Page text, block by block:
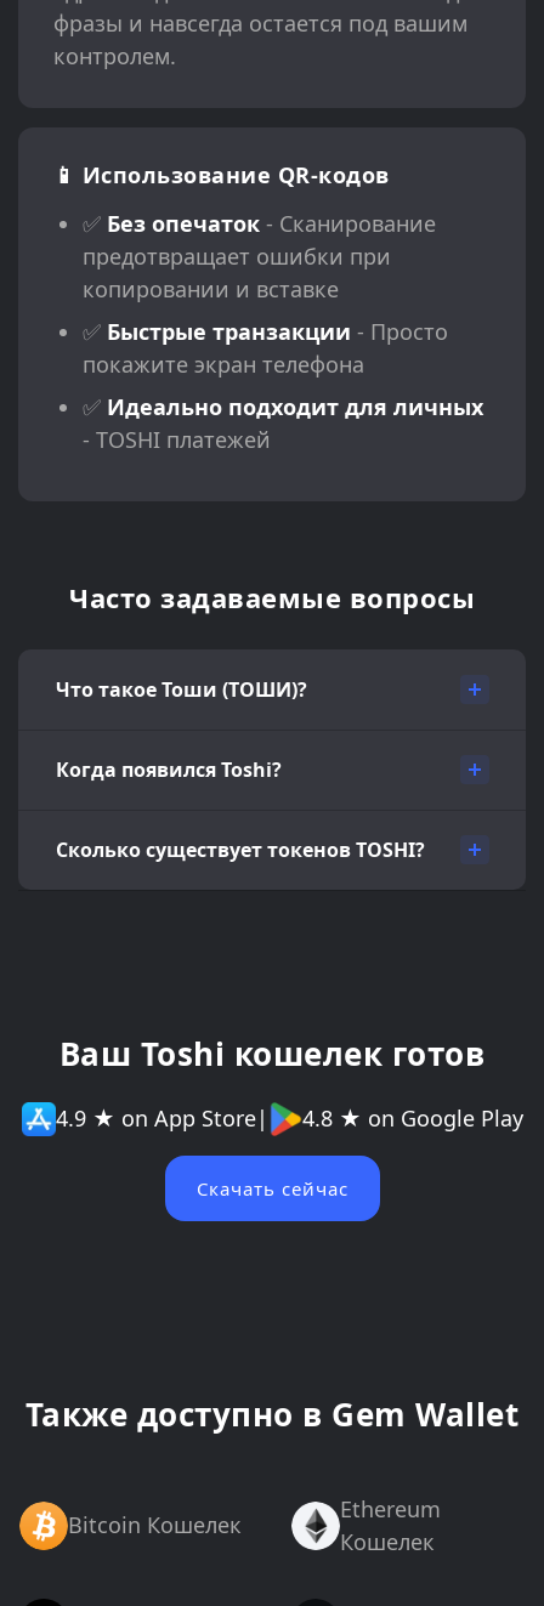
фразы и навсегда остается под вашим
контролем.
📱 Использование QR-кодов
✅ Без опечаток- Сканирование
предотвращает ошибки при
копировании и вставке
✅ Быстрые транзакции - Просто
покажите экран телефона
✅ Идеально подходит для личных
- TOSHI платежей
Часто задаваемые вопросы
Что такое Тоши (ТОШИ)?
Когда появился Toshi?
Сколько существует токенов TOSHI?
Ваш Toshi кошелек готов
4.9 ★ on App Store| 4.8 ★ on Google Play
Скачать сейчас
Также доступно в Gem Wallet
Bitcoin Кошелек
Ethereum
Кошелек